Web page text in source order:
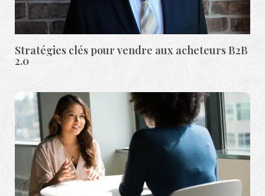
Stratégies clés pour vendre aux acheteurs B2B
2.0